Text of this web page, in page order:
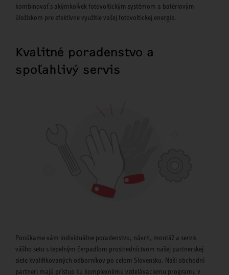
kombinovať s akýmkoľvek fotovoltickým systémom a batériovým
úložiskom pre efektívne využitie vašej fotovoltickej energie.
Kvalitné poradenstvo a
spoľahlivý servis
Ponúkame vám individuálne poradenstvo, návrh, montáž a servis
vášho setu s tepelným čerpadlom prostredníctvom našej partnerskej
siete kvalifikovaných odborníkov po celom Slovensku. Naši obchodní
partneri majú prístup ku komplexnému vzdelávaciemu programu v